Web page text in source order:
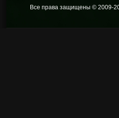
Все права защищены © 2009-